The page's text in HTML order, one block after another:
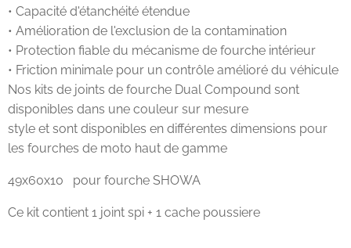
• Capacité d'étanchéité étendue
• Amélioration de l'exclusion de la contamination
• Protection fiable du mécanisme de fourche intérieur
• Friction minimale pour un contrôle amélioré du véhicule
Nos kits de joints de fourche Dual Compound sont
disponibles dans une couleur sur mesure
style et sont disponibles en différentes dimensions pour
les fourches de moto haut de gamme
49x60x10 pour fourche SHOWA
Ce kit contient 1 joint spi + 1 cache poussiere